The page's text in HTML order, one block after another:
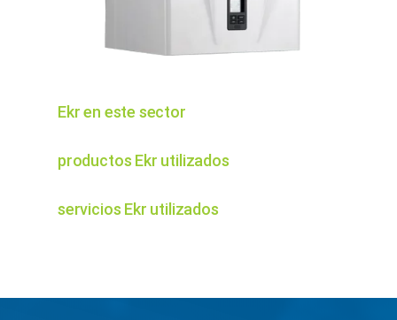
Ekr en este sector
productos Ekr utilizados
servicios Ekr utilizados